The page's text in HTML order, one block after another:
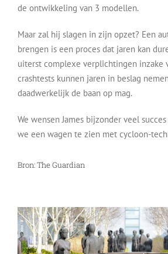
de ontwikkeling van 3 modellen.
Maar zal hij slagen in zijn opzet? Een
brengen is een proces dat jaren kan
uiterst complexe verplichtingen inzake
crashtests kunnen jaren in beslag
daadwerkelijk de baan op mag.
We wensen James bijzonder veel
we een wagen te zien met cycloon-
Bron:The Guardian